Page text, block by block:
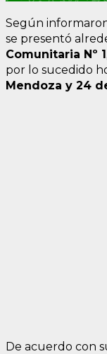
Según
se presentó
Comunitaria Nº 1
por lo sucedido
Mendoza y 24
De acuerdo con